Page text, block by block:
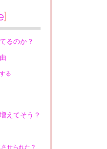
]
るのか？
る
えてそう？
せられた？